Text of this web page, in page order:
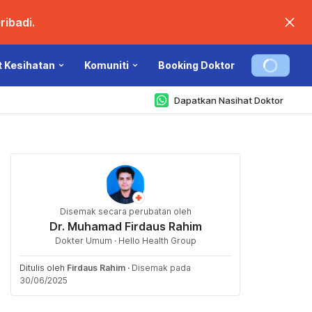
Kesihatan Komuniti Booking Doktor
Dapatkan Nasihat Doktor
Disemak secara perubatan oleh
Dr. Muhamad Firdaus Rahim
Dokter Umum · Hello Health Group
Ditulis oleh Firdaus Rahim · Disemak pada
30/06/2025